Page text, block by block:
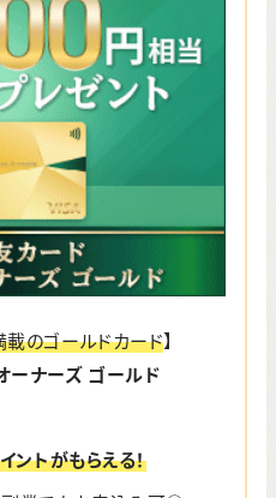
載のゴールドカード】
ーナーズ ゴールド
トがもらえる！